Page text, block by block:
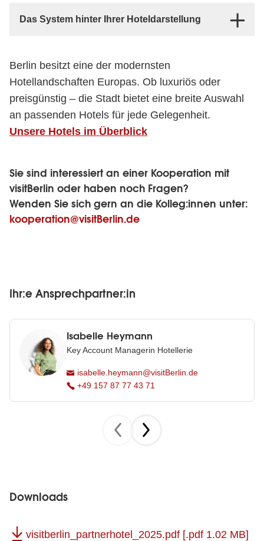
Das System hinter Ihrer Hoteldarstellung
Berlin besitzt eine der modernsten
Hotellandschaften Europas. Ob luxuriös oder
preisgünstig – die Stadt bietet eine breite Auswahl
an passenden Hotels für jede Gelegenheit.
Unsere Hotels im Überblick
Sie sind interessiert an einer Kooperation mit
visitBerlin oder haben noch Fragen?
Wenden Sie sich gern an die Kolleg:innen unter:
kooperation@visitBerlin.de
Ihr:e Ansprechpartner:in
Isabelle Heymann
Key Account Managerin Hotellerie
isabelle.heymann@visitBerlin.de
+49 157 87 77 43 71
Downloads
visitberlin_partnerhotel_2025.pdf [.pdf 1.02 MB]